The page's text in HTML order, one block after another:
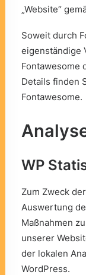
„Website“
Soweit durch
eigenständige
Fontawesome
Details finden
Fontawesome.
WP
Zum Zweck
Auswertung
Maßnahmen
unserer
der lokalen
WordPress.